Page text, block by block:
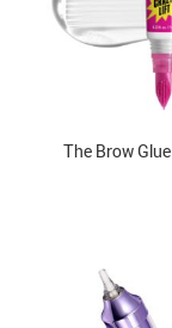
ژل لیفت ابرو نیکس The Brow Glue